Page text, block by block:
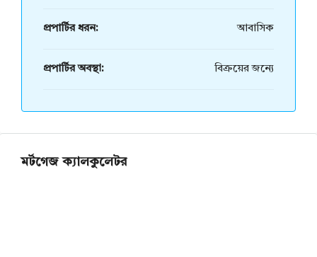
প্রপার্টির ধরন: আবাসিক
প্রপার্টির অবস্থা: বিক্রয়ের জন্যে
মর্টগেজ ক্যালকুলেটর